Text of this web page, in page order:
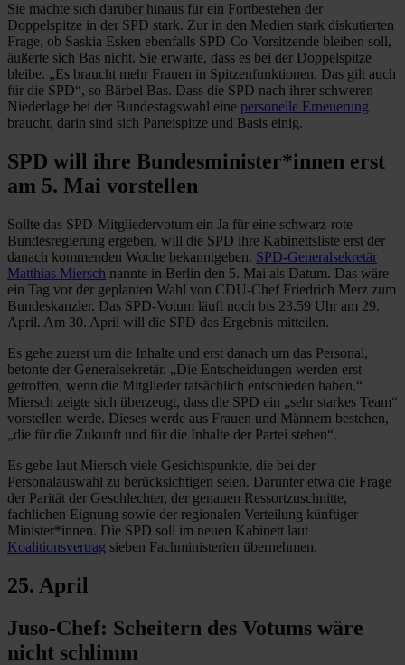
Sie machte sich darüber hinaus für ein Fortbestehen der
Doppelspitze in der SPD stark. Zur in den Medien stark diskutierten
Frage, ob Saskia Esken ebenfalls SPD-Co-Vorsitzende bleiben soll,
äußerte sich Bas nicht. Sie erwarte, dass es bei der Doppelspitze
bleibe. „Es braucht mehr Frauen in Spitzenfunktionen. Das gilt auch
für die SPD“, so Bärbel Bas. Dass die SPD nach ihrer schweren
Niederlage bei der Bundestagswahl eine personelle Erneuerung
braucht, darin sind sich Parteispitze und Basis einig.
SPD will ihre Bundesminister*innen erst
am 5. Mai vorstellen
Sollte das SPD-Mitgliedervotum ein Ja für eine schwarz-rote
Bundesregierung ergeben, will die SPD ihre Kabinettsliste erst der
danach kommenden Woche bekanntgeben. SPD-Generalsekretär
Matthias Miersch nannte in Berlin den 5. Mai als Datum. Das wäre
ein Tag vor der geplanten Wahl von CDU-Chef Friedrich Merz zum
Bundeskanzler. Das SPD-Votum läuft noch bis 23.59 Uhr am 29.
April. Am 30. April will die SPD das Ergebnis mitteilen.
Es gehe zuerst um die Inhalte und erst danach um das Personal,
betonte der Generalsekretär. „Die Entscheidungen werden erst
getroffen, wenn die Mitglieder tatsächlich entschieden haben.“
Miersch zeigte sich überzeugt, dass die SPD ein „sehr starkes Team“
vorstellen werde. Dieses werde aus Frauen und Männern bestehen,
„die für die Zukunft und für die Inhalte der Partei stehen“.
Es gebe laut Miersch viele Gesichtspunkte, die bei der
Personalauswahl zu berücksichtigen seien. Darunter etwa die Frage
der Parität der Geschlechter, der genauen Ressortzuschnitte,
fachlichen Eignung sowie der regionalen Verteilung künftiger
Minister*innen. Die SPD soll im neuen Kabinett laut
Koalitionsvertrag sieben Fachministerien übernehmen.
25. April
Juso-Chef: Scheitern des Votums wäre
nicht schlimm